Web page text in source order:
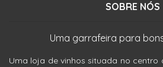
SOBRE NÓS
Uma garrafeira para
Uma loja de vinhos situada no